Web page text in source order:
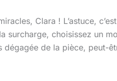
Clara ! L’astuce,
surcharge, choisissez un
de la pièce, peut-